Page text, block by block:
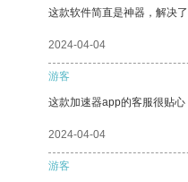
这款软件简直是神器，解决了
2024-04-04
游客
这款加速器app的客服很贴心
2024-04-04
游客